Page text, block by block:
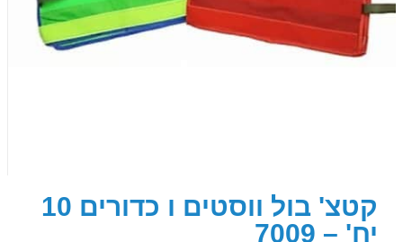
קטצ' בול ווסטים ו כדורים 10
יח' – 7009